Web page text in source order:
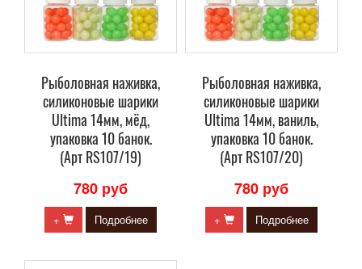
Рыболовная наживка,
силиконовые шарики
Ultima 14мм, мёд,
упаковка 10 банок.
(Арт RS107/19)
780 руб
+ Подробнее
Рыболовная наживка,
силиконовые шарики
Ultima 14мм, ваниль,
упаковка 10 банок.
(Арт RS107/20)
780 руб
+ Подробнее